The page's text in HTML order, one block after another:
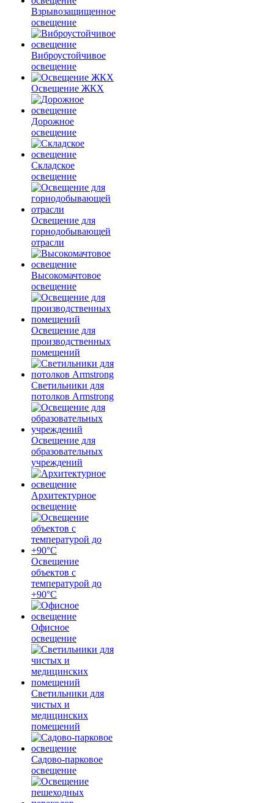
Взрывозащищенное
освещение
Виброустойчивое
освещение
Освещение ЖКХ
Дорожное
освещение
Складское
освещение
Освещение для
горнодобывающей
отрасли
Высокомачтовое
освещение
Освещение для
производственных
помещений
Светильники для
потолков Armstrong
Освещение для
образовательных
учреждений
Архитектурное
освещение
Освещение
объектов с
температурой до
+90°С
Офисное
освещение
Светильники для
чистых и
медицинских
помещений
Садово-парковое
освещение